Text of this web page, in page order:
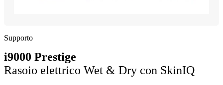
Supporto
i9000 Prestige
Rasoio elettrico Wet & Dry con SkinIQ